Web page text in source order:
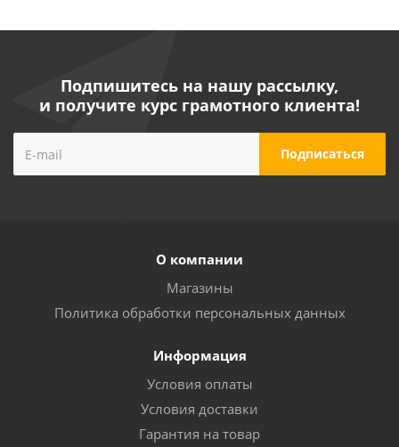
Подпишитесь на нашу рассылку,
и получите курс грамотного клиента!
О компании
Магазины
Политика обработки персональных данных
Информация
Условия оплаты
Условия доставки
Гарантия на товар